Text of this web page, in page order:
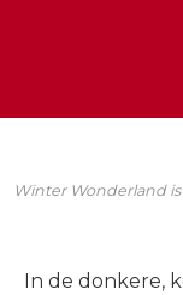
Winter Wonderland
In de donkere,